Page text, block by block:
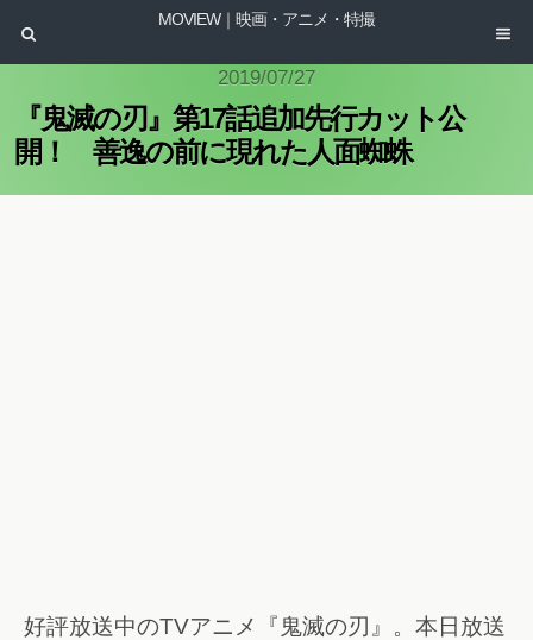
MOVIEW｜映画・アニメ・特撮
2019/07/27
『鬼滅の刃』第17話追加先行カット公
開！ 善逸の前に現れた人面蜘蛛
好評放送中のTVアニメ『鬼滅の刃』。本日放送